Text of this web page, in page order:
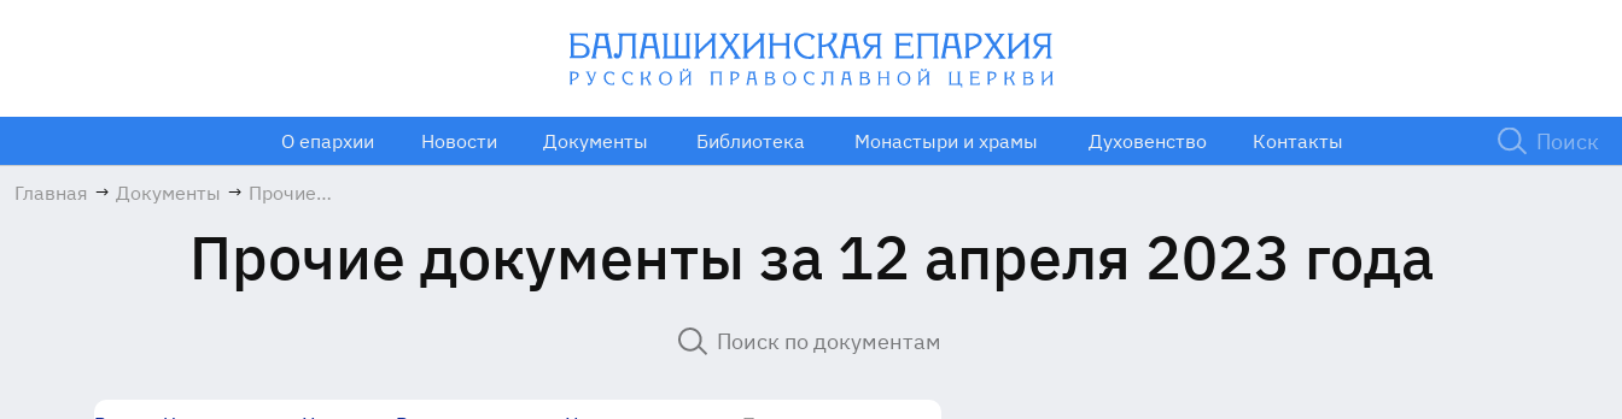
О епархии Новости Документы Библиотека Монастыри и храмы Духовенство Контакты
Главная → Документы → Прочие
Прочие документы за 12 апреля 2023 года